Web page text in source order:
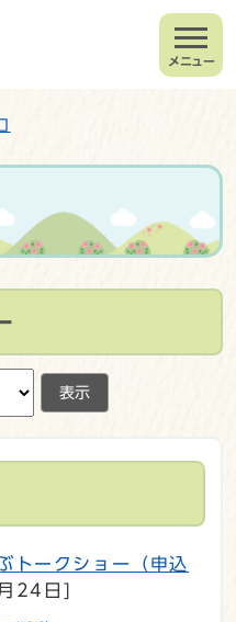
メニュー
表示
トークショー（申込
24日]